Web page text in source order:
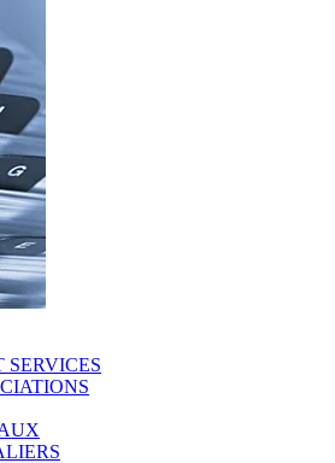
SERVICES